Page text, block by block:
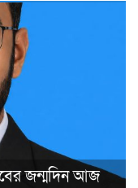
জন্মদিন আজ